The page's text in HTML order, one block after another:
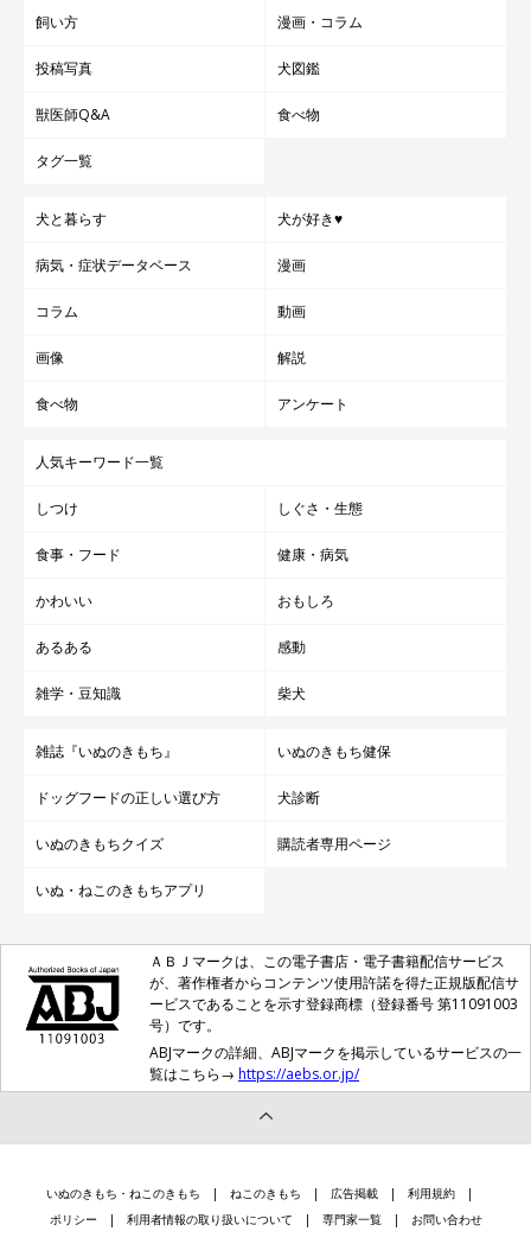
飼い方 漫画・コラム
投稿写真 犬図鑑
獣医師Q&A 食べ物
タグ一覧
犬と暮らす 犬が好き♥
病気・症状データベース 漫画
コラム 動画
画像 解説
食べ物 アンケート
人気キーワード一覧
しつけ しぐさ・生態
食事・フード 健康・病気
かわいい おもしろ
あるある 感動
雑学・豆知識 柴犬
雑誌『いぬのきもち』 いぬのきもち健保
ドッグフードの正しい選び方 犬診断
いぬのきもちクイズ 購読者専用ページ
いぬ・ねこのきもちアプリ
ＡＢＪマークは、この電子書店・電子書籍配信サービス
が、著作権者からコンテンツ使用許諾を得た正規版配信サ
ービスであることを示す登録商標（登録番号 第11091003
号）です。
ABJマークの詳細、ABJマークを掲示しているサービスの一
覧はこちら→ https://aebs.or.jp/
いぬのきもち・ねこのきもち ねこのきもち 広告掲載
利用規約
ポリシー
利用者情報の取り扱いについて 専門家一覧 お問い合わせ